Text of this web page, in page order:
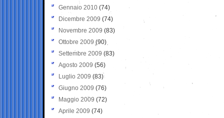
Gennaio 2010 (74)
Dicembre 2009 (74)
Novembre 2009 (83)
Ottobre 2009 (90)
Settembre 2009 (83)
Agosto 2009 (56)
Luglio 2009 (83)
Giugno 2009 (76)
Maggio 2009 (72)
Aprile 2009 (74)